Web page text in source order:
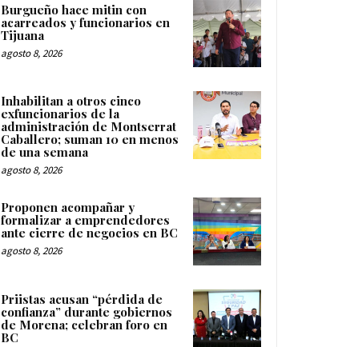
Burgueño hace mitin con
acarreados y funcionarios en
Tijuana
agosto 8, 2026
Inhabilitan a otros cinco
exfuncionarios de la
administración de Montserrat
Caballero; suman 10 en menos
de una semana
agosto 8, 2026
Proponen acompañar y
formalizar a emprendedores
ante cierre de negocios en BC
agosto 8, 2026
Priistas acusan “pérdida de
confianza” durante gobiernos
de Morena; celebran foro en
BC